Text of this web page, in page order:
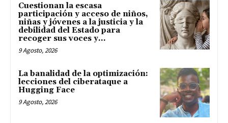
Cuestionan la escasa
participación y acceso de niños,
niñas y jóvenes a la justicia y la
debilidad del Estado para
recoger sus voces y...
9 Agosto, 2026
La banalidad de la optimización:
lecciones del ciberataque a
Hugging Face
9 Agosto, 2026